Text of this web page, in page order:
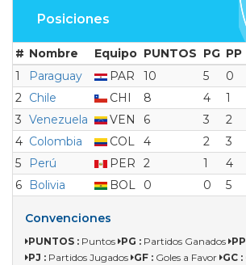
Posiciones
# Nombre Equipo PUNTOS PG PP
1
Paraguay PAR 10 5 0
2 Chile CHI 8 4 1
3 Venezuela VEN 6 3 2
4 Colombia COL 4 2 3
5
Perú PER 2 1 4
6
Bolivia BOL 0 0 5
Convenciones
PUNTOS : Puntos PG : Partidos Ganados
PJ : Partidos Jugados GF : Goles a Favor GC :